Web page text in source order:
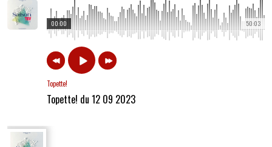
50:03
00:00
Topette!
Topette! du 12 09 2023